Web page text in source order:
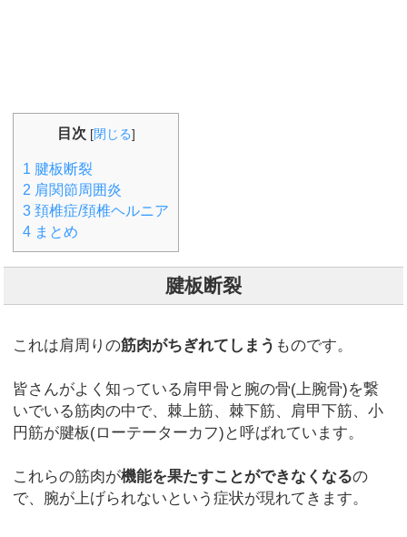
目次 [閉じる]
1 腱板断裂
2 肩関節周囲炎
3 頚椎症/頚椎ヘルニア
4 まとめ
腱板断裂
これは肩周りの筋肉がちぎれてしまう ものです。
皆さんがよく知っている肩甲骨と腕の骨(上腕骨)を繋
いでいる筋肉の中で、棘上筋、棘下筋、肩甲下筋、小
円筋が腱板(ローテーターカフ)と呼ばれています。
これらの筋肉が機能を果たすことができなくなるの
で、腕が上げられないという症状が現れてきます。